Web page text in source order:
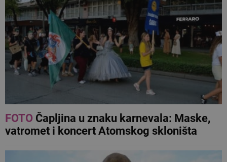
FOTOČapljina u znaku karnevala: Maske,
vatromet i koncert Atomskog skloništa